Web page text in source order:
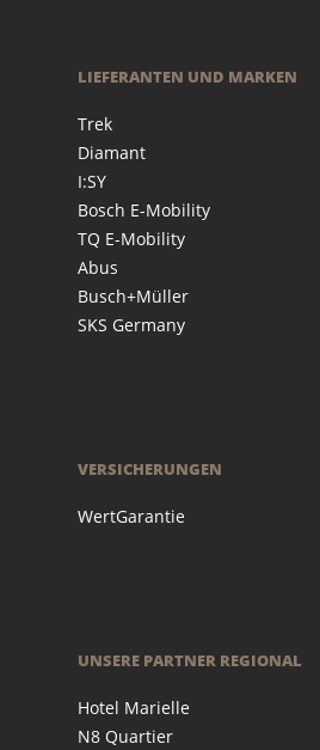
LIEFERANTEN UND MARKEN
Trek
Diamant
I:SY
Bosch E-Mobility
TQ E-Mobility
Abus
Busch+Müller
SKS Germany
VERSICHERUNGEN
WertGarantie
UNSERE PARTNER REGIONAL
Hotel Marielle
N8 Quartier